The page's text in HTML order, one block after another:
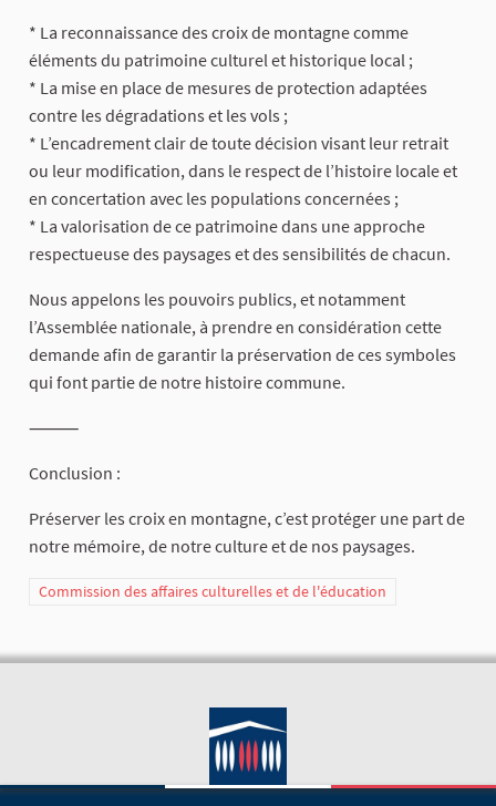
* La reconnaissance des croix de montagne comme
éléments du patrimoine culturel et historique local ;
* La mise en place de mesures de protection adaptées
contre les dégradations et les vols ;
* L’encadrement clair de toute décision visant leur retrait
ou leur modification, dans le respect de l’histoire locale et
en concertation avec les populations concernées ;
* La valorisation de ce patrimoine dans une approche
respectueuse des paysages et des sensibilités de chacun.
Nous appelons les pouvoirs publics, et notamment
l’Assemblée nationale, à prendre en considération cette
demande afin de garantir la préservation de ces symboles
qui font partie de notre histoire commune.
⸻
Conclusion :
Préserver les croix en montagne, c’est protéger une part de
notre mémoire, de notre culture et de nos paysages.
Commission des affaires culturelles et de l'éducation